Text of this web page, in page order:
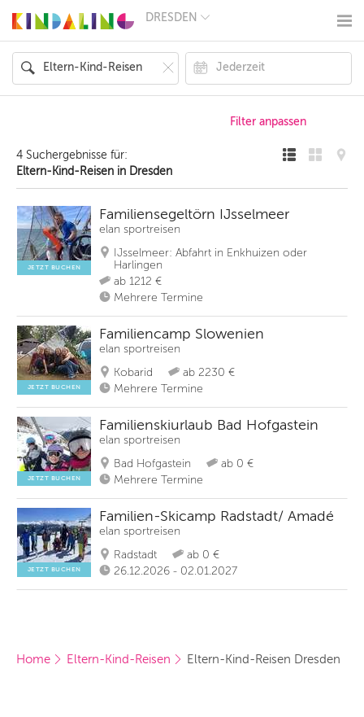
DRESDEN
BERLIN
MÜNCHEN
HAMBURG
KÖLN
LEIPZIG
DRESDEN
NÜRNBERG
WIEN
ANDERE
REGIONEN
4 Suchergebnisse für:
Eltern-Kind-Reisen in Dresden
JETZT BUCHEN
Familiensegeltörn IJsselmeer
elan sportreisen
IJsselmeer: Abfahrt in Enkhuizen oder
Harlingen
ab 1212 €
Mehrere Termine
JETZT BUCHEN
Familiencamp Slowenien
elan sportreisen
Kobarid
ab 2230 €
Mehrere Termine
JETZT BUCHEN
Familienskiurlaub Bad Hofgastein
elan sportreisen
Bad Hofgastein
ab 0 €
Mehrere Termine
JETZT BUCHEN
Familien-Skicamp Radstadt/ Amadé
elan sportreisen
Radstadt
ab 0 €
26.12.2026 - 02.01.2027
Home Eltern-Kind-Reisen Eltern-Kind-Reisen Dresden